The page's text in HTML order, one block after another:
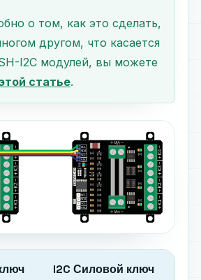
о том, как это сделать,
другом, что касается
I2C модулей, вы можете
статье.
I2C Силовой ключ